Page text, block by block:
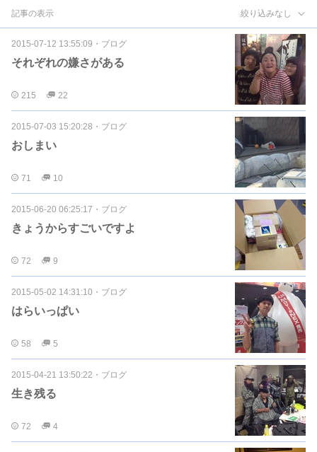
記事の表示 絞り込みなし
2015-07-12 13:55:09 ・ ブログ
それぞれの嫌さがある
215 22
2015-07-03 15:20:28 ・ ブログ
おしまい
71 10
2015-06-20 06:25:17 ・ ブログ
きょうからすごいですよ
72 9
2015-05-02 14:31:10 ・ ブログ
はらいっぱい
58 5
2015-04-21 13:50:22 ・ ブログ
生き残る
72 4